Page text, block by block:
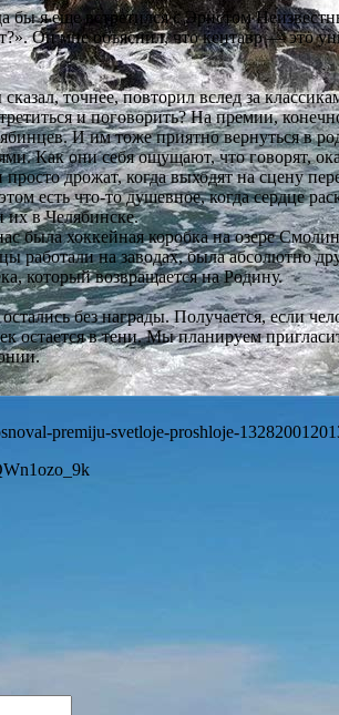
я еще встретился с Эрнстом
Он мне объяснил, что кентавр — это
точнее, повторил вслед за
и поговорить? На премии,
И им тоже приятно вернуться в
Как они себя ощущают, что говорят,
дрожат, когда выходят на сцену
есть что-то душевное, когда сердце
их в Челябинске.
была хоккейная коробка на озере
на заводах, была абсолютно
который возвращается на Родину.
без награды. Получается, если
остается в тени. Мы планируем
premiju-svetloje-proshloje-